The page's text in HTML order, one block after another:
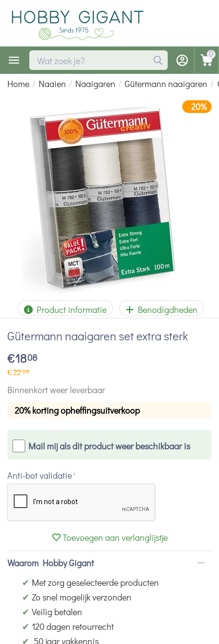
0
Home / Naaien / Naaigaren / Gütermann naaigaren /
-20%
Product informatie Benodigdheden
Gütermann naaigaren set extra sterk
€1808
€2260
Binnenkort weer leverbaar
20% korting opheffingsuitverkoop
Mail mij als dit product weer beschikbaar is
Anti-bot validatie
Toevoegen aan verlanglijstje
Waarom Hobby Gigant
✔ Met zorg geselecteerde producten
✔ Zo snel mogelijk verzonden
✔ Veilig betalen
✔ 120 dagen retourrecht
✔ 50 jaar vakkennis